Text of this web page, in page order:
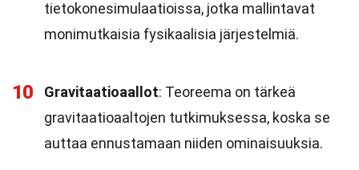
tietokonesimulaatioissa, jotka mallintavat
monimutkaisia fysikaalisia järjestelmiä.
10 Gravitaatioaallot: Teoreema on tärkeä
gravitaatioaaltojen tutkimuksessa, koska se
auttaa ennustamaan niiden ominaisuuksia.